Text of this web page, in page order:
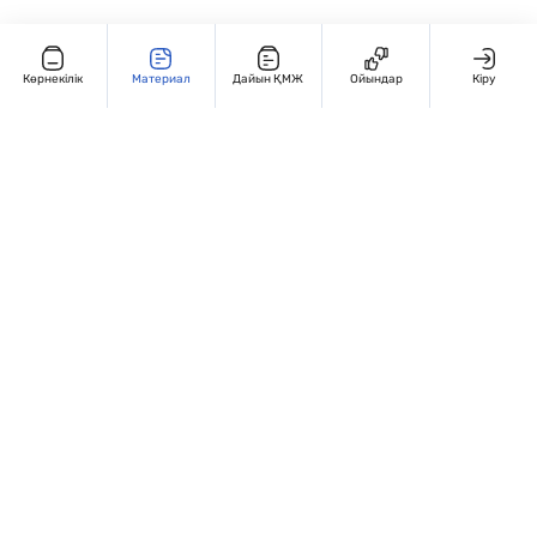
Көрнекілік Материал Дайын ҚМЖ Ойындар Кіру